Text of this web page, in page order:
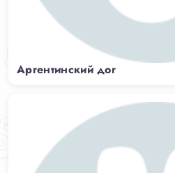
Аргентинский дог